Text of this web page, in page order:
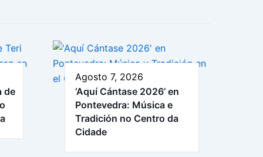
de
Agosto 7, 2026
‘Aquí Cántase 2026’ en
Pontevedra: Música e
Tradición no Centro da
Cidade